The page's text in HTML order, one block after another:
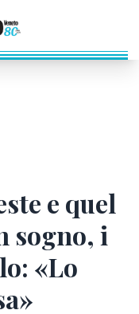
e quel
sogno, i
«Lo